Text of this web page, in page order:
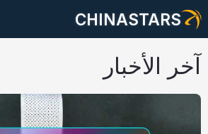
CHINASTARS
آخر الأخبار